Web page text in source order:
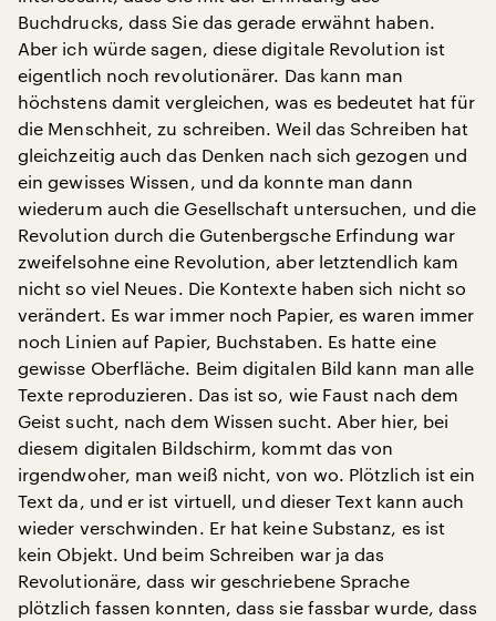
Buchdrucks, dass Sie das gerade erwähnt haben.
Aber ich würde sagen, diese digitale Revolution ist
eigentlich noch revolutionärer. Das kann man
höchstens damit vergleichen, was es bedeutet hat für
die Menschheit, zu schreiben. Weil das Schreiben hat
gleichzeitig auch das Denken nach sich gezogen und
ein gewisses Wissen, und da konnte man dann
wiederum auch die Gesellschaft untersuchen, und die
Revolution durch die Gutenbergsche Erfindung war
zweifelsohne eine Revolution, aber letztendlich kam
nicht so viel Neues. Die Kontexte haben sich nicht so
verändert. Es war immer noch Papier, es waren immer
noch Linien auf Papier, Buchstaben. Es hatte eine
gewisse Oberfläche. Beim digitalen Bild kann man alle
Texte reproduzieren. Das ist so, wie Faust nach dem
Geist sucht, nach dem Wissen sucht. Aber hier, bei
diesem digitalen Bildschirm, kommt das von
irgendwoher, man weiß nicht, von wo. Plötzlich ist ein
Text da, und er ist virtuell, und dieser Text kann auch
wieder verschwinden. Er hat keine Substanz, es ist
kein Objekt. Und beim Schreiben war ja das
Revolutionäre, dass wir geschriebene Sprache
plötzlich fassen konnten, dass sie fassbar wurde, dass